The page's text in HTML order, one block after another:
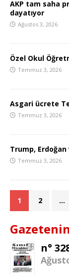
AKP tam saha
dayatıyor
Ağustos 3, 2026
Özel Okul
Temmuz 3, 2026
Asgari ücrete
Temmuz 3, 2026
Trump, Erdoğan
Temmuz 3, 2026
1 2 …
n°